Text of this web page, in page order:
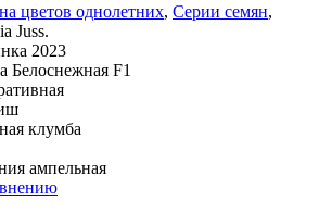
цветов однолетних, Серии семян,
Juss.
2023
Белоснежная F1
клумба
ампельная